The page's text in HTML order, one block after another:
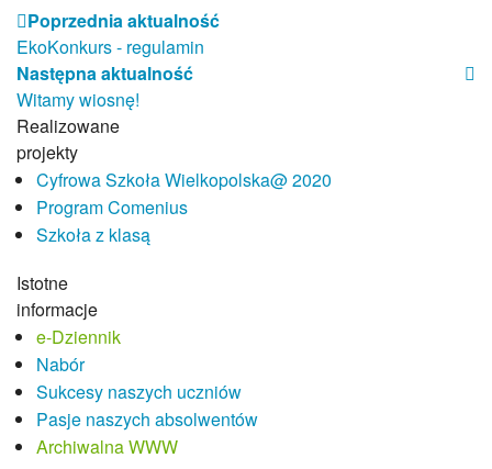
Projekty 2022-23
Projekty 2021-22
Projekty 2020-21
Projekty 2019-20
Projekty 2018-19
Projekty 2017-18
Miganie jak spektakl
Dzieci Dzieciom
Program Comenius
Laboratoria Przyszłości
Pracownicy
Dyrekcja
Nauczyciele
Pedagog szkolny/pedagog specjalny
Psycholog szkolny
Pracownicy obsługi
Poprzednia aktualność
EkoKonkurs - regulamin
Następna aktualność
Witamy wiosnę!
Realizowane
projekty
Cyfrowa Szkoła Wielkopolska@ 2020
Program Comenius
Szkoła z klasą
Istotne
informacje
e-Dziennik
Nabór
Sukcesy naszych uczniów
Pasje naszych absolwentów
Archiwalna WWW